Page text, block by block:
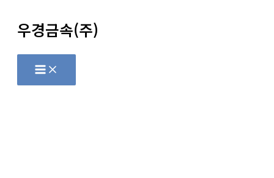
우경금속(주)
Main
Menu